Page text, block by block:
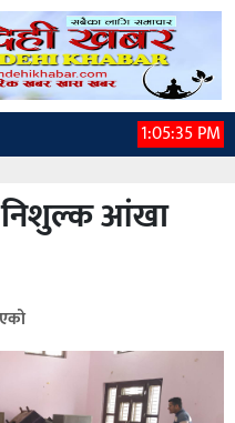
1:05:36 PM
निशुल्क आंखा